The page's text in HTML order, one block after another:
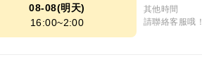
08-08(明天)
16:00~2:00
其他時間
請聯絡客服哦！